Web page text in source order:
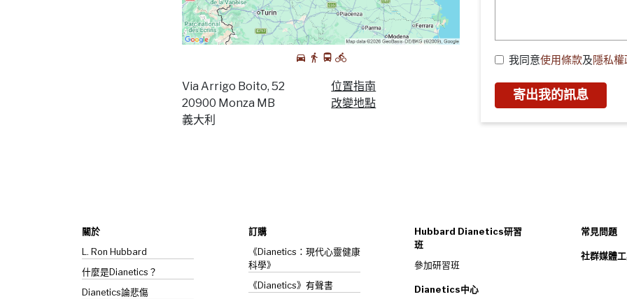
Via Arrigo Boito, 52
20900 Monza MB
義大利
位置指南
改變地點
我同意使用條款及隱私權
寄出我的訊息
關於
L. Ron Hubbard
什麼是Dianetics？
Dianetics論悲傷
訂購
《Dianetics：現代心靈健康
科學》
《Dianetics》有聲書
Hubbard Dianetics研習
班
參加研習班
Dianetics中心
常見問題
社群媒體